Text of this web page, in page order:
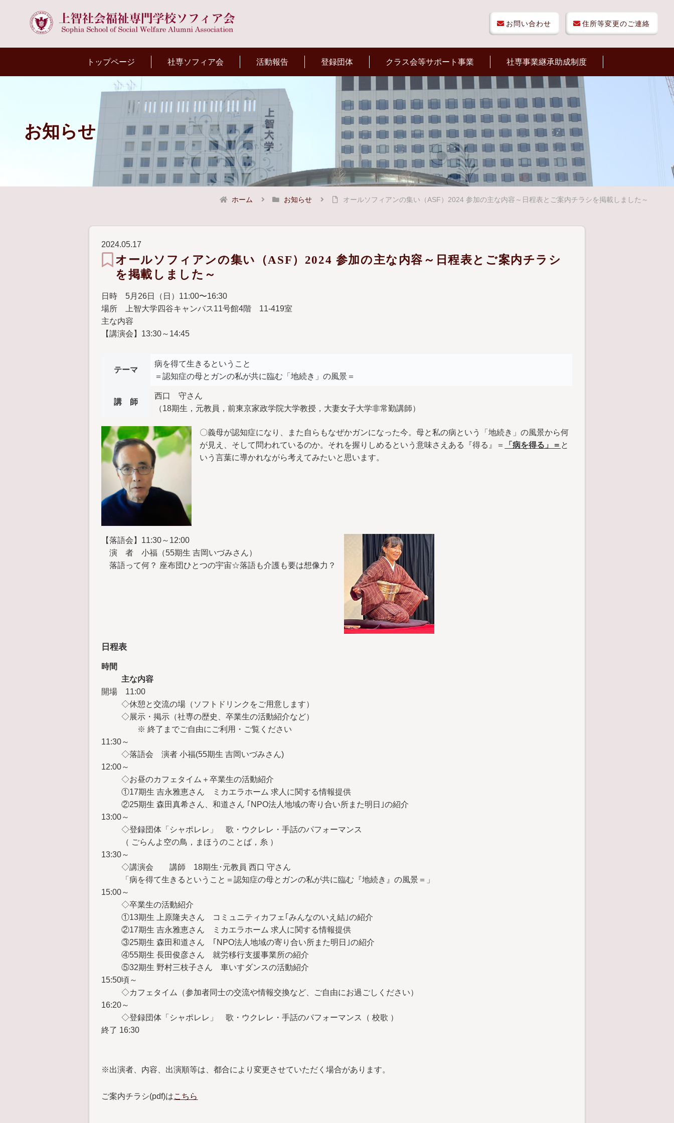
お問い合わせ 住所等変更のご連絡
トップページ 社専ソフィア会 活動報告 登録団体 クラス会等サポート事業 社専事業継承助成制度
お知らせ
ホーム お知らせ オールソフィアンの集い（ASF）2024 参加の主な内容～日程表とご案内チラシを掲載しました～
2024.05.17
オールソフィアンの集い（ASF）2024 参加の主な内容～日程表とご案内チラシ
を掲載しました～
日時 5月26日（日）11:00〜16:30
場所 上智大学四谷キャンパス11号館4階 11-419室
主な内容
【講演会】13:30～14:45
テーマ
病を得て生きるということ
＝認知症の母とガンの私が共に臨む「地続き」の風景＝
講 師
西口 守さん
（18期生，元教員，前東京家政学院大学教授，大妻女子大学非常勤講師）
〇義母が認知症になり、また自らもなぜかガンになった今。母と私の病という「地続き」の風景から何
が見え、そして問われているのか。それを握りしめるという意味さえある『得る』＝
「病を得る」＝ と
いう言葉に導かれながら考えてみたいと思います。
【落語会】11:30～12:00
演 者 小福（55期生 吉岡いづみさん）
落語って何？ 座布団ひとつの宇宙☆落語も介護も要は想像力？
日程表
時間
主な内容
開場 11:00
◇休憩と交流の場（ソフトドリンクをご用意します）
◇展示・掲示（社専の歴史、卒業生の活動紹介など）
※ 終了までご自由にご利用・ご覧ください
11:30～
◇落語会 演者 小福(55期生 吉岡いづみさん)
12:00～
◇お昼のカフェタイム＋卒業生の活動紹介
①17期生 吉永雅恵さん ミカエラホーム 求人に関する情報提供
②25期生 森田真希さん、和道さん ｢NPO法人地域の寄り合い所また明日｣の紹介
13:00～
◇登録団体「シャポレレ」 歌・ウクレレ・手話のパフォーマンス
（ ごらんよ空の鳥，まほうのことば，糸 ）
13:30～
◇講演会 講師 18期生･元教員 西口 守さん
「病を得て生きるということ＝認知症の母とガンの私が共に臨む『地続き』の風景＝」
15:00～
◇卒業生の活動紹介
①13期生 上原隆夫さん コミュニティカフェ｢みんなのいえ結｣の紹介
②17期生 吉永雅恵さん ミカエラホーム 求人に関する情報提供
③25期生 森田和道さん ｢NPO法人地域の寄り合い所また明日｣の紹介
④55期生 長田俊彦さん 就労移行支援事業所の紹介
⑤32期生 野村三枝子さん 車いすダンスの活動紹介
15:50頃～
◇カフェタイム（参加者同士の交流や情報交換など、ご自由にお過ごしください）
16:20～
◇登録団体「シャポレレ」 歌・ウクレレ・手話のパフォーマンス（ 校歌 ）
終了 16:30
※出演者、内容、出演順等は、都合により変更させていただく場合があります。
ご案内チラシ(pdf)はこちら